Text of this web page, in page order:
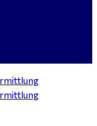
- TZ 20-